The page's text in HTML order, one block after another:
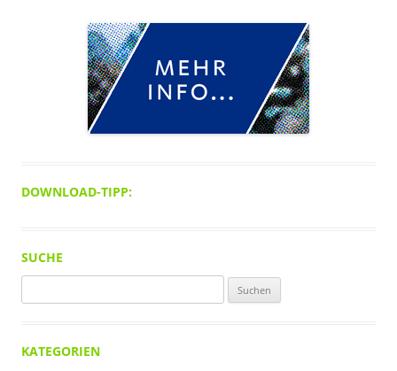
DOWNLOAD-TIPP:
SUCHE
nach:
KATEGORIEN